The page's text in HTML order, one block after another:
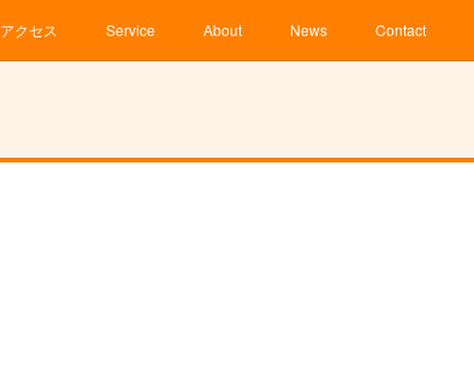
アクセス Service About News Contact